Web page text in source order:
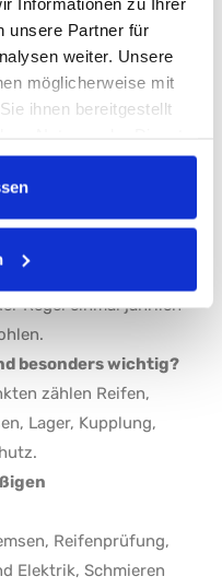
unsere Partner für
weiter. Unsere
möglicherweise mit
ihnen bereitgestellt
eines PKW-
im
rechtliche Probleme zu
gewartet werden?
Regel einmal jährlich
besonders wichtig?
zählen Reifen,
Lager, Kupplung,
Reifenprüfung,
Elektrik, Schmieren